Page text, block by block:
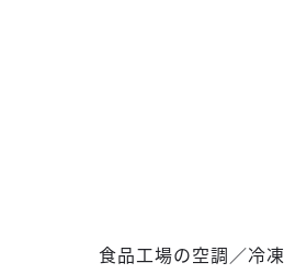
食品工場の空調／冷